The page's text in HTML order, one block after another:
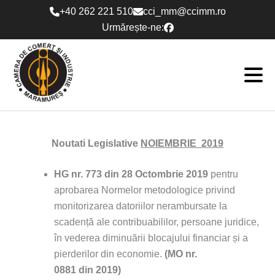
content
+40 262 221 510
cci_mm@ccimm.ro
Urmărește-ne:
Noutati Legislative NOIEMBRIE 2019
HG nr. 773 din 28 Octombrie 2019 pentru
aprobarea Normelor metodologice privind
monitorizarea datoriilor nerambursate la
scadență ale contribuabililor, persoane juridice,
în vederea diminuării blocajului financiar și a
pierderilor din economie. (MO nr.
0881 din 2019)